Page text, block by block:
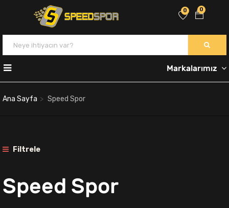
0
0
Markalarımız
Ana Sayfa Speed Spor
Filtrele
Speed Spor